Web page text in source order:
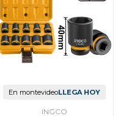
En montevideoLLEGA HOY
INGCO